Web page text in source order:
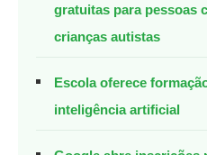
gratuitas para pessoas
crianças autistas
Escola oferece
inteligência artificial